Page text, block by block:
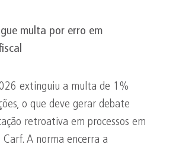
multa por erro em
extinguiu a multa de 1%
o que deve gerar debate
retroativa em processos em
A norma encerra a